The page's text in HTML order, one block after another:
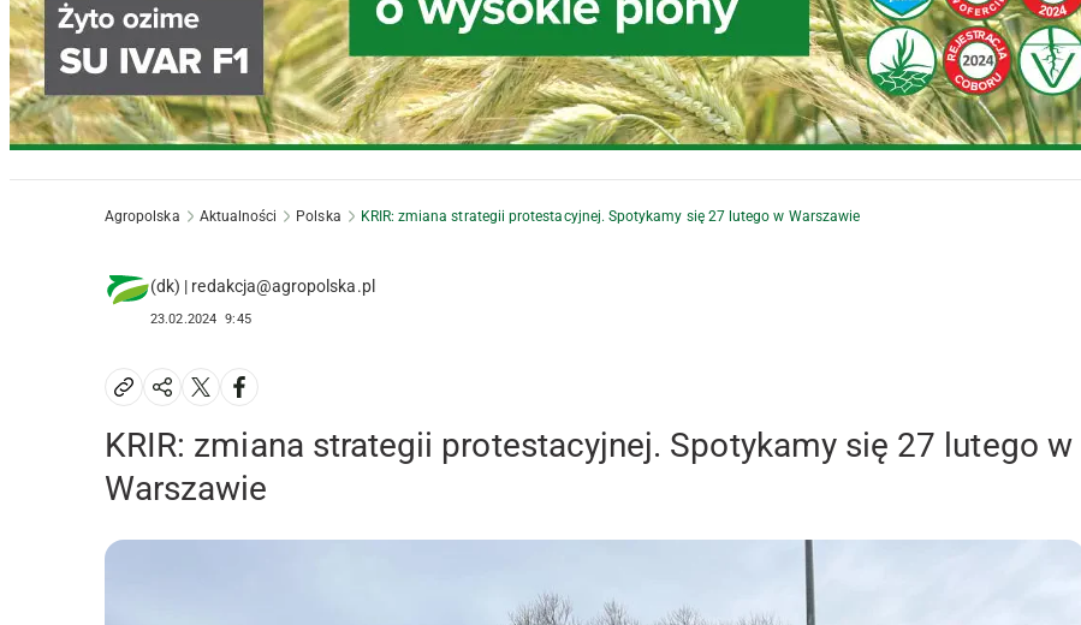
Agropolska Aktualności Polska KRIR: zmiana strategii protestacyjnej. Spotykamy się 27 lutego w Warszawie
(dk) | redakcja@agropolska.pl
23.02.2024 9:45
KRIR: zmiana strategii protestacyjnej. Spotykamy się 27 lutego w
Warszawie